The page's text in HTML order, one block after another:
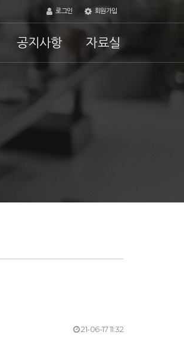
로그인 회원가입
공지사항 자료실
21-06-17 11:32